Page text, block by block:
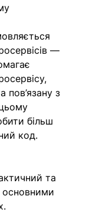
—
пов’язану з
більш
код.
та
основними